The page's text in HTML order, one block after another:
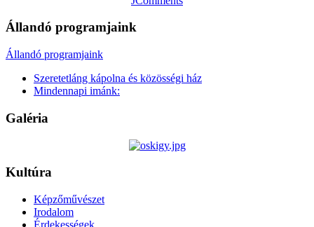
Állandó programjaink
Állandó programjaink
Szeretetláng kápolna és közösségi ház
Mindennapi imánk:
Galéria
Kultúra
Képzőművészet
Irodalom
Érdekességek